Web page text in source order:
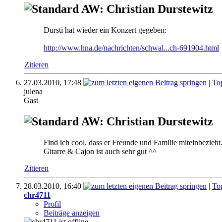
AW: Christian Durstewitz
Dursti hat wieder ein Konzert gegeben:
http://www.hna.de/nachrichten/schwal...ch-691904.html
Zitieren
27.03.2010, 17:48 |
julena
Gast
AW: Christian Durstewitz
Find ich cool, dass er Freunde und Familie miteinbezieht.
Gitarre & Cajon ist auch sehr gut ^^
Zitieren
28.03.2010, 16:40 |
chr4711
Profil
Beiträge anzeigen